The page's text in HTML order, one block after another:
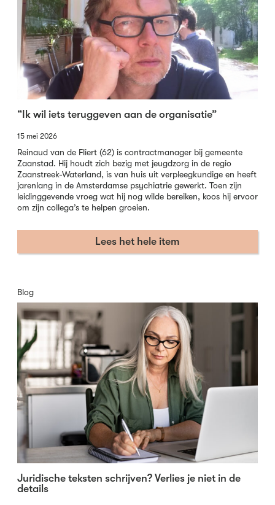
“Ik wil iets teruggeven aan de organisatie”
15 mei 2026
Reinaud van de Fliert (62) is contractmanager bij gemeente
Zaanstad. Hij houdt zich bezig met jeugdzorg in de regio
Zaanstreek-Waterland, is van huis uit verpleegkundige en heeft
jarenlang in de Amsterdamse psychiatrie gewerkt. Toen zijn
leidinggevende vroeg wat hij nog wilde bereiken, koos hij ervoor
om zijn collega’s te helpen groeien.
Lees het hele item
Blog
Juridische teksten schrijven? Verlies je niet in de
details